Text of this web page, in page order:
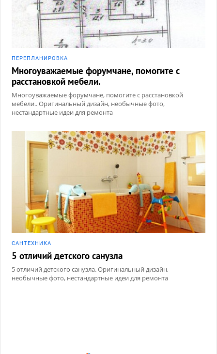
ПЕРЕПЛАНИРОВКА
Многоуважаемые форумчане, помогите с
расстановкой мебели.
Многоуважаемые форумчане, помогите с расстановкой
мебели.. Оригинальный дизайн, необычные фото,
нестандартные идеи для ремонта
САНТЕХНИКА
5 отличий детского санузла
5 отличий детского санузла. Оригинальный дизайн,
необычные фото, нестандартные идеи для ремонта